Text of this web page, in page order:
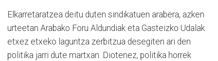
Elkarretaratzea deitu duten sindikatuen arabera, azken
urteetan Arabako Foru Aldundiak eta Gasteizko Udalak
etxez etxeko laguntza zerbitzua desegiten ari den
politika jarri dute martxan. Diotenez, politika horrek